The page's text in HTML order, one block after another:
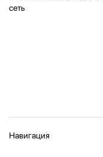
сеть
Навигация